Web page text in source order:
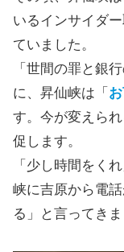
いるインサイダ
ていました。
「世間の罪と銀
に、昇仙峡は「
す。今が変えら
促します。
「少し時間をく
峡に吉原から電
る」と言ってきま